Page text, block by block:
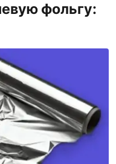
фольгу: